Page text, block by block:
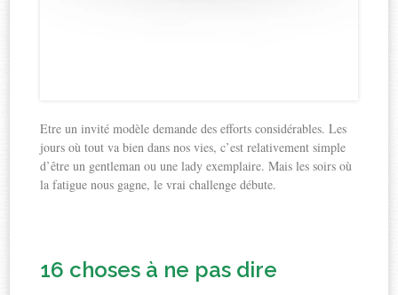
Etre un invité modèle demande des efforts considérables. Les
jours où tout va bien dans nos vies, c’est relativement simple
d’être un gentleman ou une lady exemplaire. Mais les soirs où
la fatigue nous gagne, le vrai challenge débute.
16 choses à ne pas dire